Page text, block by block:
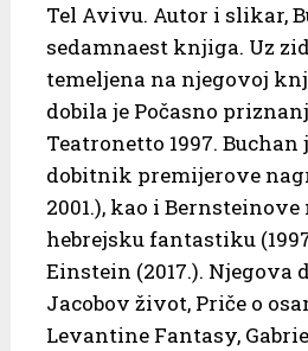
Tel Avivu. Autor i slikar,
sedamnaest knjiga. Uz
temeljena na njegovoj
dobila je Počasno
Teatronetto 1997.
dobitnik premijerove
2001.), kao i Bernsteinove
hebrejsku fantastiku
Einstein (2017.). Njegova
Jacobov život, Priče o
Levantine Fantasy,